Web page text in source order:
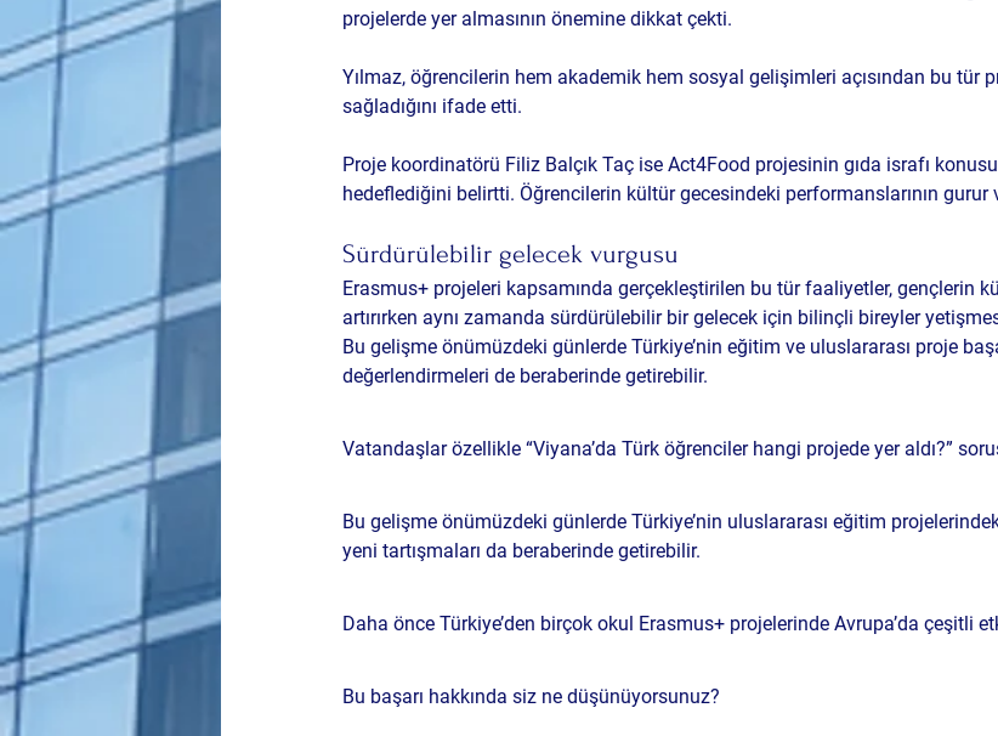
projelerde yer almasının önemine dikkat çekti.
Yılmaz, öğrencilerin hem akademik hem sosyal gelişimleri açısından bu tür
sağladığını ifade etti.
Proje koordinatörü Filiz Balçık Taç ise Act4Food projesinin gıda israfı
hedeflediğini belirtti. Öğrencilerin kültür gecesindeki performanslarının gurur
Sürdürülebilir gelecek vurgusu
Erasmus+ projeleri kapsamında gerçekleştirilen bu tür faaliyetler, gençlerin
artırırken aynı zamanda sürdürülebilir bir gelecek için bilinçli bireyler
Bu gelişme önümüzdeki günlerde Türkiye’nin eğitim ve uluslararası proje
değerlendirmeleri de beraberinde getirebilir.
Vatandaşlar özellikle “Viyana’da Türk öğrenciler hangi projede yer aldı?”
Bu gelişme önümüzdeki günlerde Türkiye’nin uluslararası eğitim
yeni tartışmaları da beraberinde getirebilir.
Daha önce Türkiye’den birçok okul Erasmus+ projelerinde Avrupa’da çeşitli
Bu başarı hakkında siz ne düşünüyorsunuz?